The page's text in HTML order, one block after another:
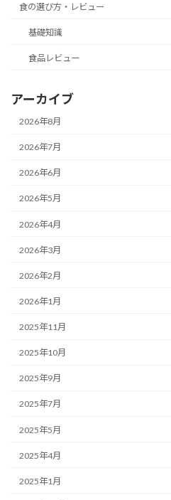
食の選び方・レビュー
基礎知識
食品レビュー
アーカイブ
2026年8月
2026年7月
2026年6月
2026年5月
2026年4月
2026年3月
2026年2月
2026年1月
2025年11月
2025年10月
2025年9月
2025年7月
2025年5月
2025年4月
2025年1月